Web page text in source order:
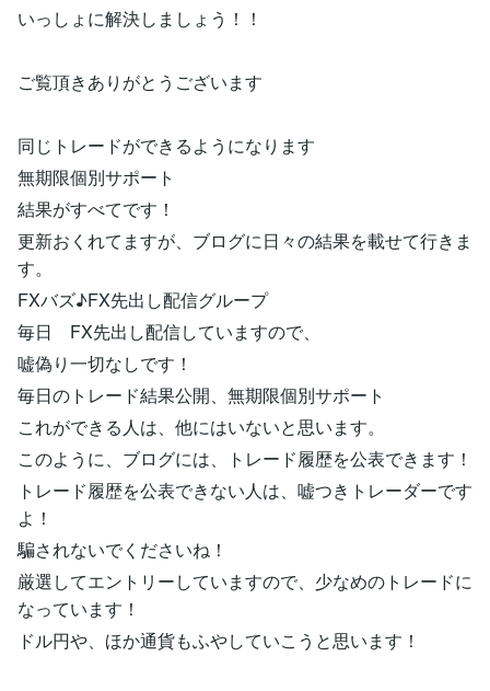
いっしょに解決しましょう！！
ご覧頂きありがとうございます
同じトレードができるようになります
無期限個別サポート
結果がすべてです！
更新おくれてますが、ブログに日々の結果を載せて行きま
す。
FXバズ♪FX先出し配信グループ
毎日 FX先出し配信していますので、
嘘偽り一切なしです！
毎日のトレード結果公開、無期限個別サポート
これができる人は、他にはいないと思います。
このように、ブログには、トレード履歴を公表できます！
トレード履歴を公表できない人は、嘘つきトレーダーです
よ！
騙されないでくださいね！
厳選してエントリーしていますので、少なめのトレードに
なっています！
ドル円や、ほか通貨もふやしていこうと思います！